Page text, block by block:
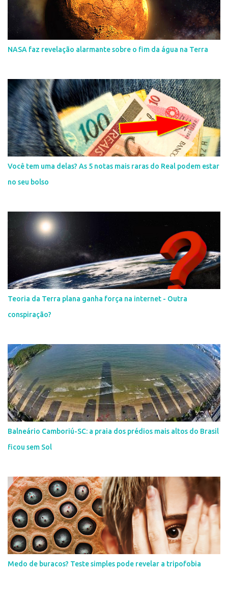
NASA faz revelação alarmante sobre o fim da água na Terra
Você tem uma delas? As 5 notas mais raras do Real podem estar
no seu bolso
Teoria da Terra plana ganha força na internet - Outra
conspiração?
Balneário Camboriú-SC: a praia dos prédios mais altos do Brasil
ficou sem Sol
Medo de buracos? Teste simples pode revelar a tripofobia